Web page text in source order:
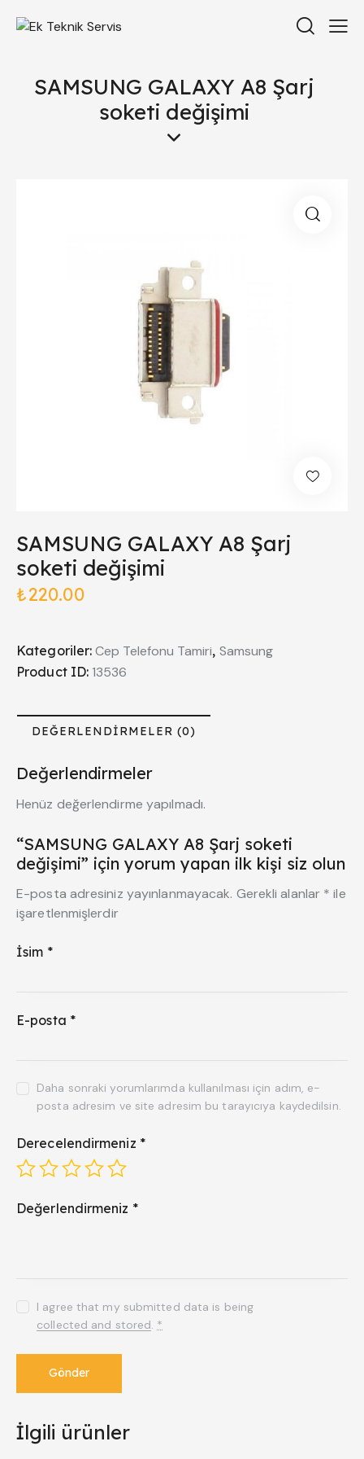
SAMSUNG GALAXY A8 Şarj
soketi değişimi
SAMSUNG GALAXY A8 Şarj
soketi değişimi
₺220.00
Kategoriler:Cep Telefonu Tamiri, Samsung
Product ID: 13536
DEĞERLENDIRMELER (0)
Değerlendirmeler
Henüz değerlendirme yapılmadı.
“SAMSUNG GALAXY A8 Şarj soketi
değişimi” için yorum yapan ilk kişi siz olun
E-posta adresiniz yayınlanmayacak. Gerekli alanlar * ile
işaretlenmişlerdir
İsim *
E-posta *
Daha sonraki yorumlarımda kullanılması için adım, e-
posta adresim ve site adresim bu tarayıcıya kaydedilsin.
Derecelendirmeniz *
Değerlendirmeniz *
I agree that my submitted data is being
collected and stored *
İlgili ürünler